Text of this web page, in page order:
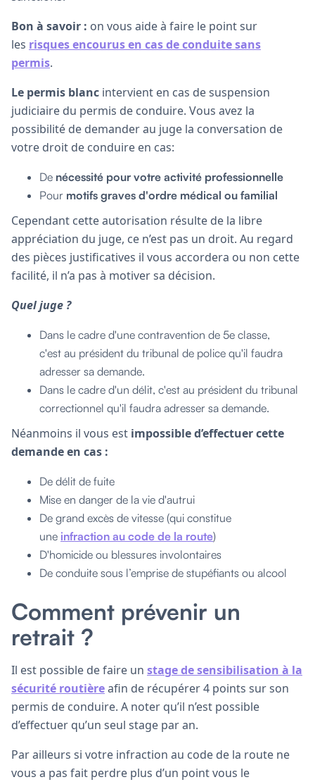
Bon à savoir : on vous aide à faire le point sur
les risques encourus en cas de conduite sans
permis.
Le permis blanc intervient en cas de suspension
judiciaire du permis de conduire. Vous avez la
possibilité de demander au juge la conversation de
votre droit de conduire en cas:
De nécessité pour votre activité professionnelle
Pour motifs graves d'ordre médical ou familial
Cependant cette autorisation résulte de la libre
appréciation du juge, ce n’est pas un droit. Au regard
des pièces justificatives il vous accordera ou non cette
facilité, il n’a pas à motiver sa décision.
Quel juge ?
Dans le cadre d'une contravention de 5e classe,
c'est au président du tribunal de police qu'il faudra
adresser sa demande.
Dans le cadre d'un délit, c'est au président du tribunal
correctionnel qu'il faudra adresser sa demande.
Néanmoins il vous est impossible d’effectuer cette
demande en cas :
De délit de fuite
Mise en danger de la vie d'autrui
De grand excès de vitesse (qui constitue
une infraction au code de la route)
D'homicide ou blessures involontaires
De conduite sous l’emprise de stupéfiants ou alcool
Comment prévenir un
retrait ?
Il est possible de faire un stage de sensibilisation à la
sécurité routièreafin de récupérer 4 points sur son
permis de conduire. A noter qu’il n’est possible
d’effectuer qu’un seul stage par an.
Par ailleurs si votre infraction au code de la route ne
vous a pas fait perdre plus d’un point vous le